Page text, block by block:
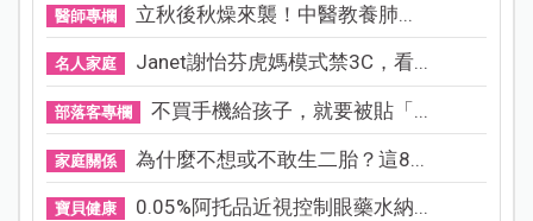
醫師專欄 立秋後秋燥來襲！中醫教養肺...
名人家庭 Janet謝怡芬虎媽模式禁3C，看...
部落客專欄 不買手機給孩子，就要被貼「...
家庭關係 為什麼不想或不敢生二胎？這8...
寶貝健康 0.05%阿托品近視控制眼藥水納...